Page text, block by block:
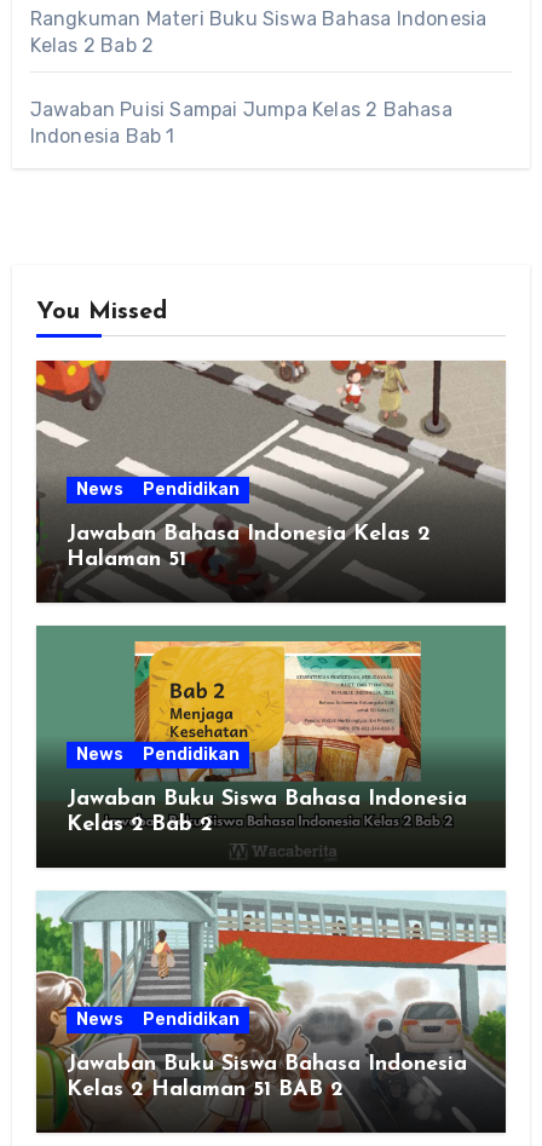
Rangkuman Materi Buku Siswa Bahasa Indonesia
Kelas 2 Bab 2
Jawaban Puisi Sampai Jumpa Kelas 2 Bahasa
Indonesia Bab 1
You Missed
News Pendidikan
Jawaban Bahasa Indonesia Kelas 2
Halaman 51
News Pendidikan
Jawaban Buku Siswa Bahasa Indonesia
Kelas 2 Bab 2
News Pendidikan
Jawaban Buku Siswa Bahasa Indonesia
Kelas 2 Halaman 51 BAB 2